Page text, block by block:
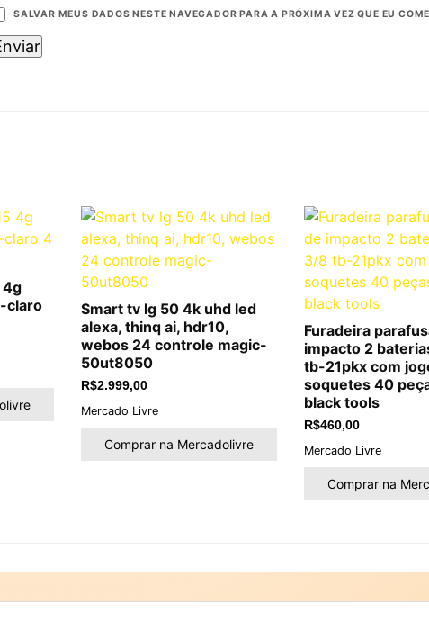
SALVAR MEUS DADOS NESTE NAVEGADOR PARA A PRÓXIMA VEZ QUE EU
4g
claro
Smart tv lg 50 4k uhd led
alexa, thinq ai, hdr10,
webos 24 controle magic-
50ut8050
R$2.999,00
Mercado Livre
Comprar na Mercadolivre
Furadeira
impacto 2
tb-21pkx com
soquetes 40
black tools
R$460,00
Mercado Livre
Comprar na